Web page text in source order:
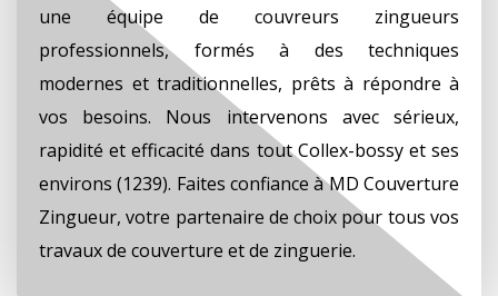
une équipe de couvreurs zingueurs
professionnels, formés à des techniques
modernes et traditionnelles, prêts à répondre à
vos besoins. Nous intervenons avec sérieux,
rapidité et efficacité dans tout Collex-bossy et ses
environs (1239). Faites confiance à MD Couverture
Zingueur, votre partenaire de choix pour tous vos
travaux de couverture et de zinguerie.